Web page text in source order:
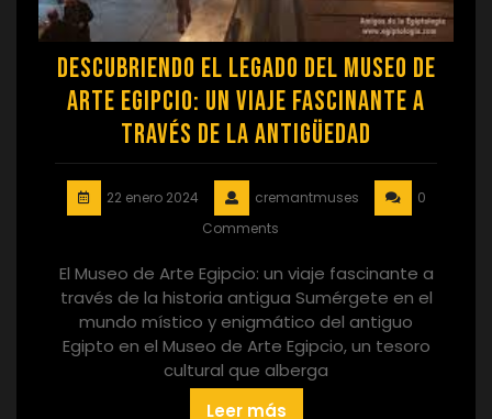
Descubriendo el Legado del Museo de
Arte Egipcio: Un Viaje Fascinante a
través de la Antigüedad
22 enero 2024 cremantmuses
0
Comments
El Museo de Arte Egipcio: un viaje fascinante a
través de la historia antigua Sumérgete en el
mundo místico y enigmático del antiguo
Egipto en el Museo de Arte Egipcio, un tesoro
cultural que alberga
Leer más